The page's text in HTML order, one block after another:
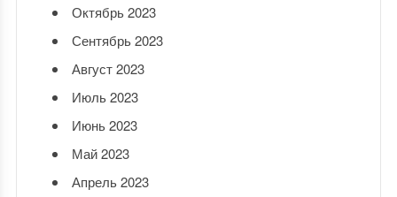
Октябрь 2023
Сентябрь 2023
Август 2023
Июль 2023
Июнь 2023
Май 2023
Апрель 2023